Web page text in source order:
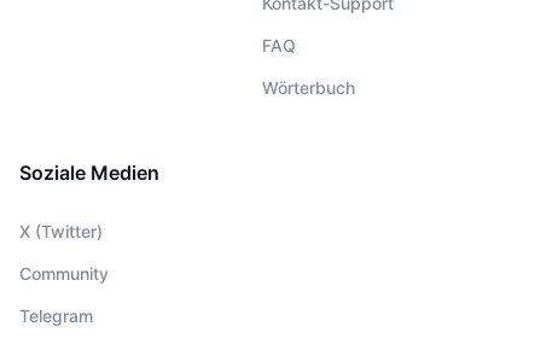
FAQ
Wörterbuch
Soziale Medien
X (Twitter)
Community
Telegram